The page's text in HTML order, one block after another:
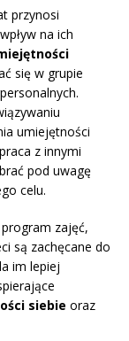
przynosi
na ich
się w grupie
umiejętności
z innymi
pod uwagę
celu.
zajęć,
są zachęcane do
im lepiej
siebie oraz